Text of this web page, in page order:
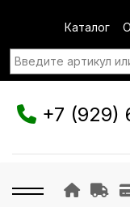
Каталог
+7 (929)